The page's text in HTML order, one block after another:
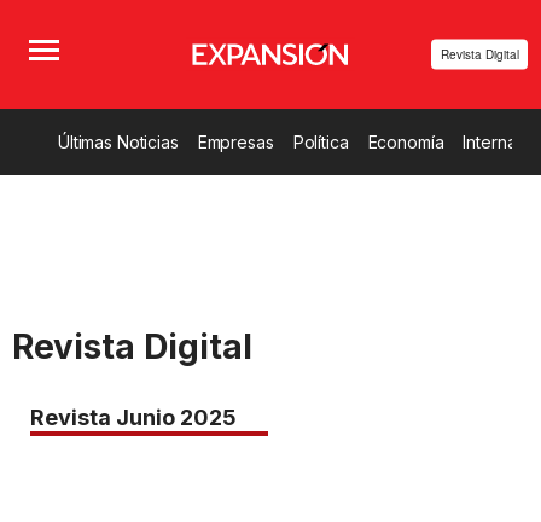
Revista Digital
Últimas Noticias Empresas Política Economía
Revista Digital
Revista Junio 2025